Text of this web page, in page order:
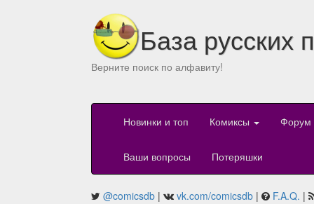
База русских
Верните поиск по алфавиту!
Новинки и топ Комиксы Форум
Ваши вопросы Потеряшки
@comicsdb | vk.com/comicsdb | F.A.Q. |